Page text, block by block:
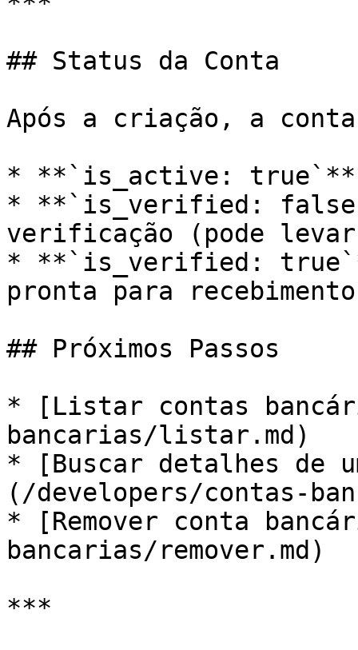
## Status da Conta
Após a criação, a
* **`is_active: true`**
* **`is_verified:
verificação (pode
* **`is_verified:
pronta para
## Próximos Passos
* [Listar contas
bancarias/listar.md)
* [Buscar detalhes de
(/developers/contas-
* [Remover conta
bancarias/remover.md)
***